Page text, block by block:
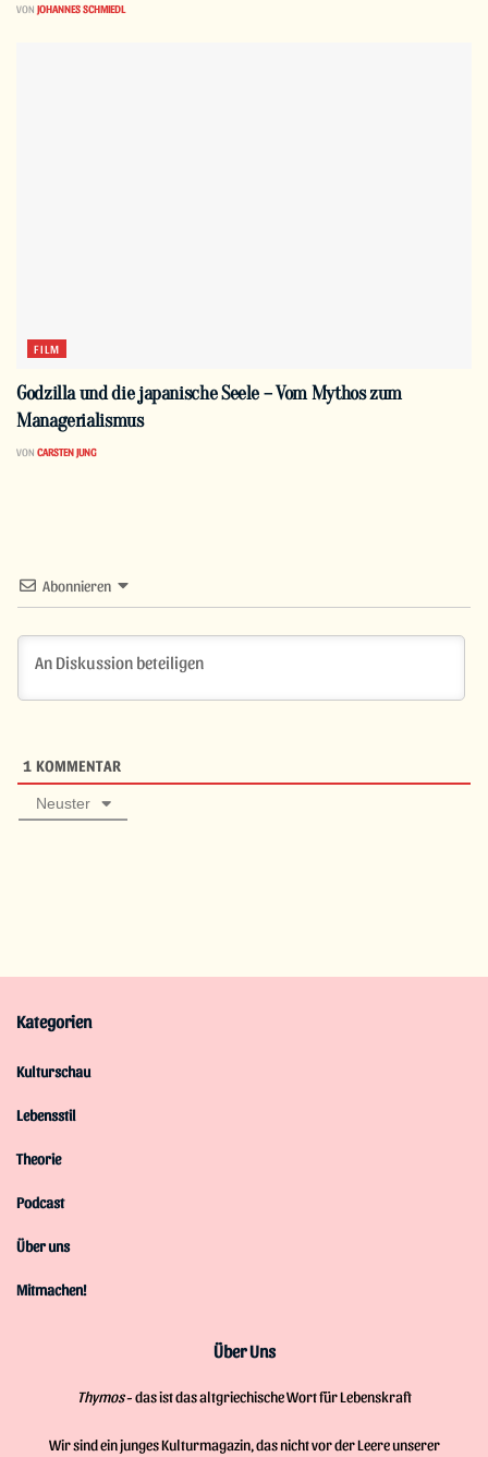
VON JOHANNES SCHMIEDL
FILM
Godzilla und die japanische Seele – Vom Mythos zum
Managerialismus
VON CARSTEN JUNG
Abonnieren
1 KOMMENTAR
Neuster
Kategorien
Kulturschau
Lebensstil
Theorie
Podcast
Über uns
Mitmachen!
Über Uns
Thymos- das ist das altgriechische Wort für Lebenskraft
Wir sind ein junges Kulturmagazin, das nicht vor der Leere unserer